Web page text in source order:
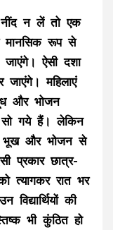
न लें तो एक
मानसिक रूप से
ऐसी दशा
महिलाएं
और भोजन
गये हैं। लेकिन
भूख और भोजन से
प्रकार छात्र-
त्यागकर रात भर
की
भी कुंठित हो